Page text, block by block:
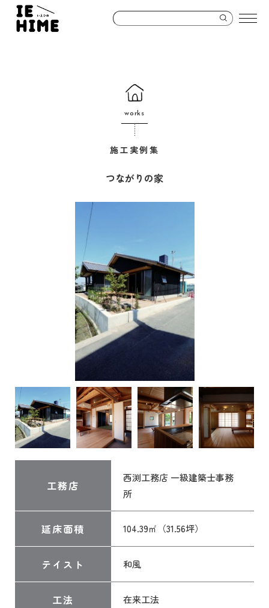
works
施工実例集
つながりの家
工務店
西渕工務店 一級建築士事務
所
延床面積 104.39㎡（31.56坪）
テイスト 和風
工法 在来工法